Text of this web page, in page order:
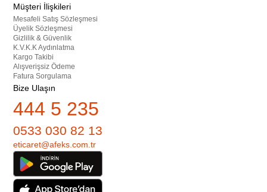
Müşteri İlişkileri
Mesafeli Satış Sözleşmesi
Üyelik Sözleşmesi
Gizlilik & Güvenlik
K.V.K.K Aydınlatma
Kargo Takibi
Alışverişsiz Ödeme
Fatura Sorgulama
Bize Ulaşın
444 5 235
0533 030 82 13
eticaret@afeks.com.tr